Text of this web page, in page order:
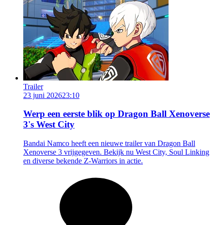
Trailer
23 juni 202623:10
Werp een eerste blik op Dragon Ball Xenoverse
3's West City
Bandai Namco heeft een nieuwe trailer van Dragon Ball
Xenoverse 3 vrijgegeven. Bekijk nu West City, Soul Linking
en diverse bekende Z-Warriors in actie.